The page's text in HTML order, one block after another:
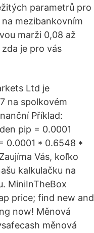
parametrů pro
mezibankovním
marži 0,08 až
je pro vás
Ltd je
na spolkovém
Příklad:
pip = 0.0001
0.0001 * 0.6548 *
Vás, koľko
kalkulačku na
MiniInTheBox
price; find new and
now! Měnová
měnová